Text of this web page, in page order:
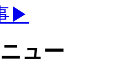
▶
ュー